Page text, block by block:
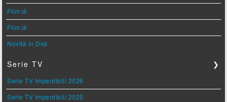
Film di
Film di
Novità in Dvd
Serie TV ❯
Serie TV imperdibili 2026
Serie TV imperdibili 2025